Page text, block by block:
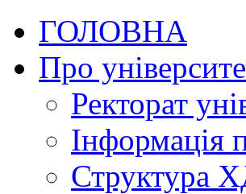
ГОЛОВНА
Про
Ректорат
Інформація
Структура